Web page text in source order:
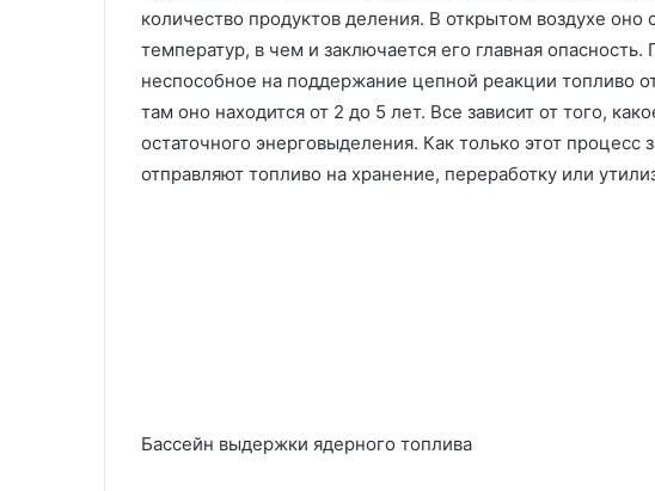
количество продуктов деления. В открытом воздухе оно
температур, в чем и заключается его главная
неспособное на поддержание цепной реакции топливо
там оно находится от 2 до 5 лет. Все зависит от того,
остаточного энерговыделения. Как только этот процесс
отправляют топливо на хранение, переработку или
Бассейн выдержки ядерного топлива